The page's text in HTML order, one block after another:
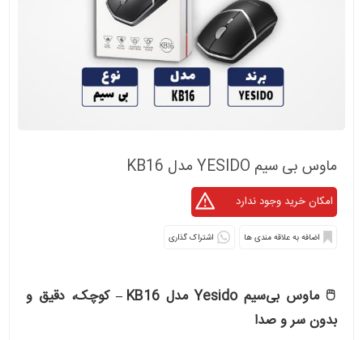
ماوس بی سیم YESIDO مدل KB16
اشتراک گذاری
🖱 ماوس بی‌سیم Yesido مدل KB16 – کوچک، دقیق و
بدون سر و صدا